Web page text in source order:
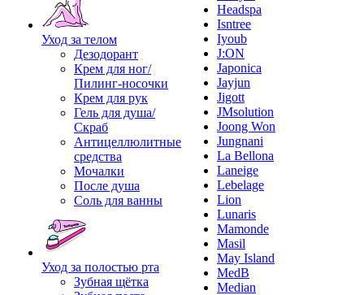
Уход за телом
Дезодорант
Крем для ног/
Пилинг-носочки
Крем для рук
Гель для душа/
Скраб
Антицеллюлитные
средства
Мочалки
После душа
Соль для ванны
Уход за полостью рта
Зубная щётка
Headspa
Isntree
Iyoub
J:ON
Japonica
Jayjun
Jigott
JMsolution
Joong Won
Jungnani
La Bellona
Laneige
Lebelage
Lion
Lunaris
Mamonde
Masil
May Island
MedB
Median